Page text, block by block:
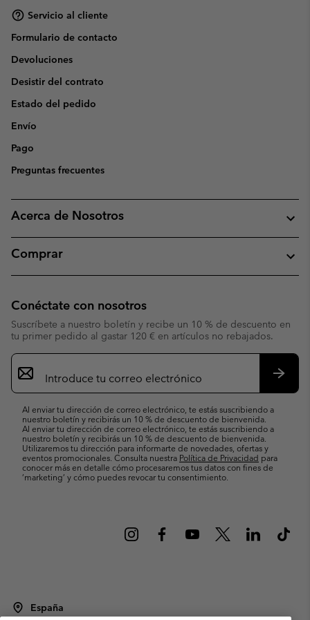
Servicio al cliente
Formulario de contacto
Devoluciones
Desistir del contrato
Estado del pedido
Envío
Pago
Preguntas frecuentes
Acerca de Nosotros
Comprar
Conéctate con nosotros
Suscríbete a nuestro boletín y recibe un 10 % de descuento en
tu primer pedido al gastar 120 € en artículos no rebajados.
Suscripción
de
correo
Al enviar tu dirección de correo electrónico, te estás suscribiendo a
nuestro boletín y recibirás un 10 % de descuento de bienvenida.
Al enviar tu dirección de correo electrónico, te estás suscribiendo a
nuestro boletín y recibirás un 10 % de descuento de bienvenida.
Utilizaremos tu dirección para informarte de novedades, ofertas y
eventos promocionales. Consulta nuestra Política de Privacidad para
conocer más en detalle cómo procesaremos tus datos con fines de
’marketing’ y cómo puedes revocar tu consentimiento.
España